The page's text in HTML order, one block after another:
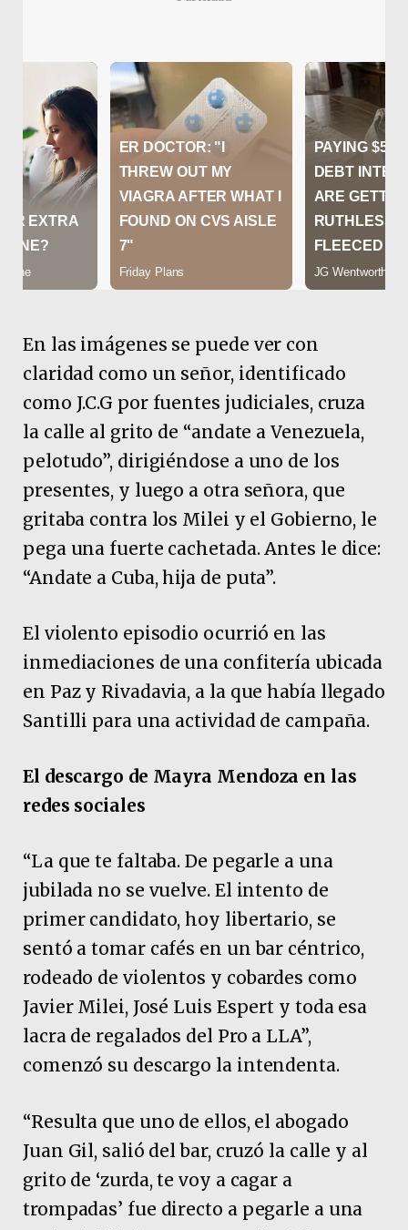
En las imágenes se puede ver con
claridad como un señor, identificado
como J.C.G por fuentes judiciales, cruza
la calle al grito de “andate a Venezuela,
pelotudo”, dirigiéndose a uno de los
presentes, y luego a otra señora, que
gritaba contra los Milei y el Gobierno, le
pega una fuerte cachetada. Antes le dice:
“Andate a Cuba, hija de puta”.
El violento episodio ocurrió en las
inmediaciones de una confitería ubicada
en Paz y Rivadavia, a la que había llegado
Santilli para una actividad de campaña.
El descargo de Mayra Mendoza en las
redes sociales
“La que te faltaba. De pegarle a una
jubilada no se vuelve. El intento de
primer candidato, hoy libertario, se
sentó a tomar cafés en un bar céntrico,
rodeado de violentos y cobardes como
Javier Milei, José Luis Espert y toda esa
lacra de regalados del Pro a LLA”,
comenzó su descargo la intendenta.
“Resulta que uno de ellos, el abogado
Juan Gil, salió del bar, cruzó la calle y al
grito de ‘zurda, te voy a cagar a
trompadas’ fue directo a pegarle a una